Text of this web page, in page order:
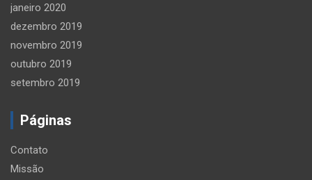
janeiro 2020
dezembro 2019
novembro 2019
outubro 2019
setembro 2019
Páginas
Contato
Missão